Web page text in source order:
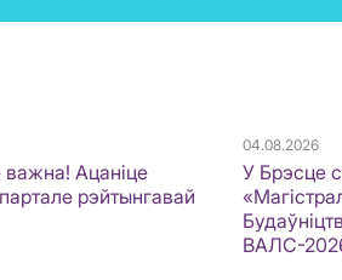
Ацаніце
рэйтынгавай
04.08.2026
У Брэсце
ВАЛС-